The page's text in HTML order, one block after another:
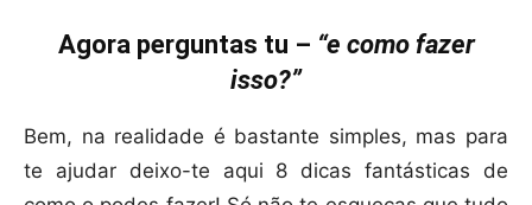
Agora perguntas tu – “e como fazer
isso?”
Bem, na realidade é bastante simples, mas para
te ajudar deixo-te aqui 8 dicas fantásticas de